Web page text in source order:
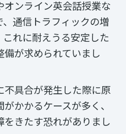
ンライン英会話授業な
通信トラフィックの増
れに耐えうる安定した
が求められていまし
不具合が発生した際に原
かかるケースが多く、
きたす恐れがありまし